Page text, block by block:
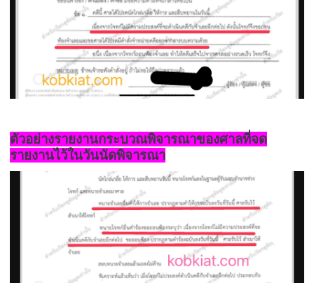
ตัวอย่างรายงานกระบวณพิจารณาของศาลที่จด
รายงานไว้ในวันนัดพิจารณา